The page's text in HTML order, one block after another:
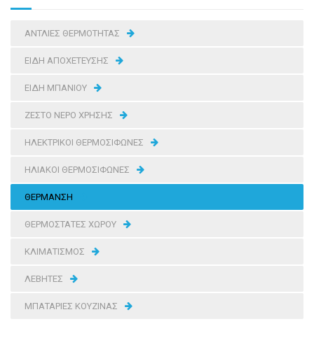
ΑΝΤΛΙΕΣ ΘΕΡΜΟΤΗΤΑΣ
ΕΙΔΗ ΑΠΟΧΕΤΕΥΣΗΣ
ΕΙΔΗ ΜΠΑΝΙΟΥ
ΖΕΣΤΟ ΝΕΡΟ ΧΡΗΣΗΣ
ΗΛΕΚΤΡΙΚΟΙ ΘΕΡΜΟΣΙΦΩΝΕΣ
ΗΛΙΑΚΟΙ ΘΕΡΜΟΣΙΦΩΝΕΣ
ΘΕΡΜΑΝΣΗ
ΘΕΡΜΟΣΤΑΤΕΣ ΧΩΡΟΥ
ΚΛΙΜΑΤΙΣΜΟΣ
ΛΕΒΗΤΕΣ
ΜΠΑΤΑΡΙΕΣ ΚΟΥΖΙΝΑΣ